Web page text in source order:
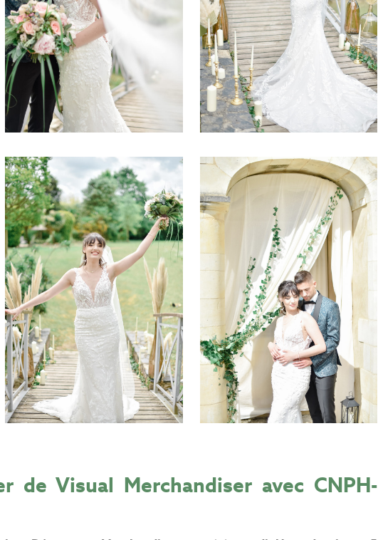
de Visual Merchandiser avec CNPH-